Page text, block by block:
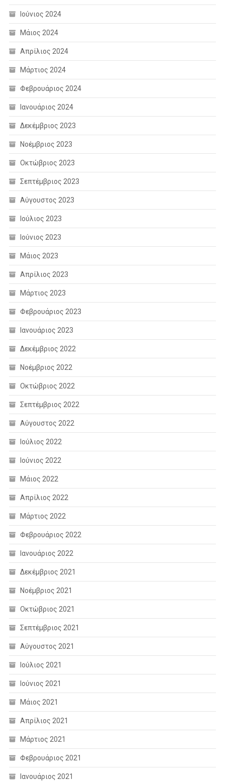
Ιούνιος 2024
Μάιος 2024
Απρίλιος 2024
Μάρτιος 2024
Φεβρουάριος 2024
Ιανουάριος 2024
Δεκέμβριος 2023
Νοέμβριος 2023
Οκτώβριος 2023
Σεπτέμβριος 2023
Αύγουστος 2023
Ιούλιος 2023
Ιούνιος 2023
Μάιος 2023
Απρίλιος 2023
Μάρτιος 2023
Φεβρουάριος 2023
Ιανουάριος 2023
Δεκέμβριος 2022
Νοέμβριος 2022
Οκτώβριος 2022
Σεπτέμβριος 2022
Αύγουστος 2022
Ιούλιος 2022
Ιούνιος 2022
Μάιος 2022
Απρίλιος 2022
Μάρτιος 2022
Φεβρουάριος 2022
Ιανουάριος 2022
Δεκέμβριος 2021
Νοέμβριος 2021
Οκτώβριος 2021
Σεπτέμβριος 2021
Αύγουστος 2021
Ιούλιος 2021
Ιούνιος 2021
Μάιος 2021
Απρίλιος 2021
Μάρτιος 2021
Φεβρουάριος 2021
Ιανουάριος 2021